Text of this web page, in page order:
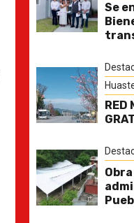
Se
RED